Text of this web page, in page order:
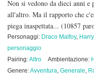
Non si vedono da dieci anni
all'altro. Ma il rapporto che
piega inaspettata... (10857
Personaggi: Draco Malfoy,
personaggio
Pairing:Altro Ambientazione:
Genere:Avventura, Generale,